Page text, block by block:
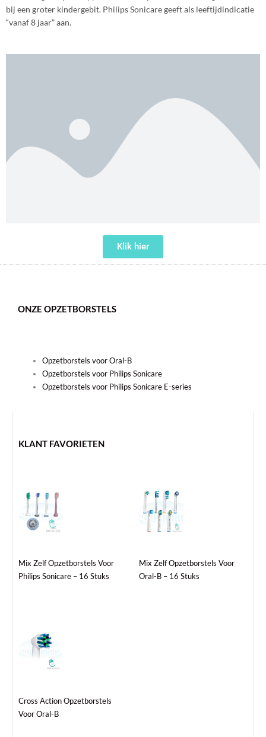
bij een groter kindergebit. Philips Sonicare geeft als leeftijdindicatie
“vanaf 8 jaar” aan.
Klik hier
ONZE OPZETBORSTELS
Opzetborstels voor Oral-B
Opzetborstels voor Philips Sonicare
Opzetborstels voor Philips Sonicare E-series
KLANT FAVORIETEN
Mix Zelf Opzetborstels Voor
Philips Sonicare – 16 Stuks
Mix Zelf Opzetborstels Voor
Oral-B – 16 Stuks
Cross Action Opzetborstels
Voor Oral-B
product
heeft
meerdere
Deze
optie